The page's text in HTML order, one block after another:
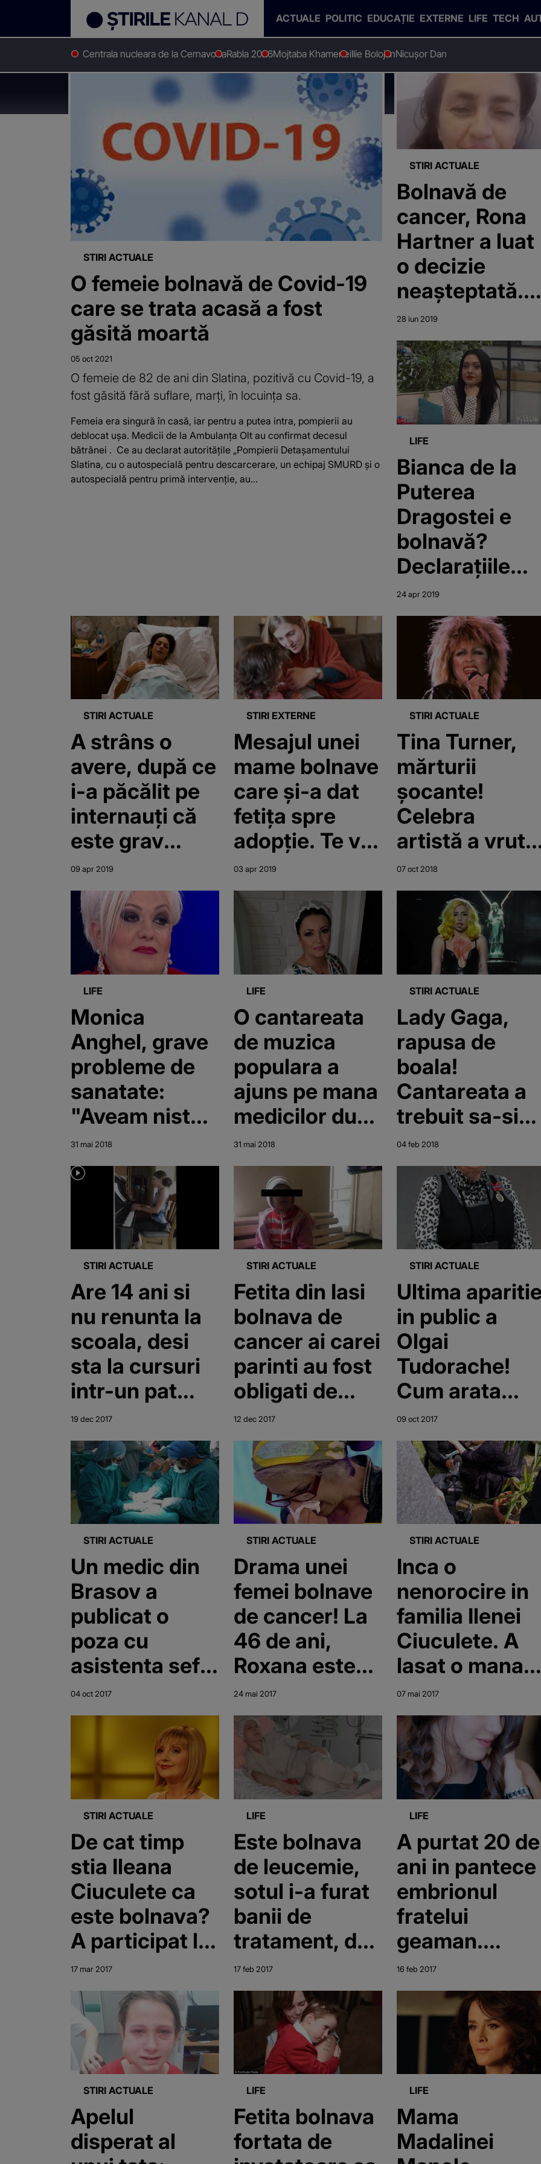
ACTUALE POLITIC EDUCAȚIE EXTERNE LIFE TECH
Centrala nucleara de la CernavodaRabla 2026Mojtaba KhameneiIlie BolojanNicușor Dan
Stirile Kanal D Bolnava
"Bolnava"
STIRI ACTUALE
O femeie bolnavă de Covid-19
care se trata acasă a fost
găsită moartă
05 oct 2021
O femeie de 82 de ani din Slatina, pozitivă cu Covid-19, a
fost găsită fără suflare, marți, în locuința sa.
Femeia era singură în casă, iar pentru a putea intra, pompierii au
deblocat ușa. Medicii de la Ambulanța Olt au confirmat decesul
bătrânei . Ce au declarat autoritățile „Pompierii Detașamentului
Slatina, cu o autospecială pentru descarcerare, un echipaj SMURD și o
autospecială pentru primă intervenție, au...
STIRI ACTUALE
Bolnavă de
cancer, Rona
Hartner a luat
o decizie
neașteptată.
Ce face
28 iun 2019
LIFE
Bianca de la
Puterea
Dragostei e
bolnavă?
Declarațiile
care i-au pus
pe jar pe fanii
24 apr 2019
STIRI ACTUALE
A strâns o
avere, după ce
i-a păcălit pe
internauți că
este grav
bolnavă
09 apr 2019
STIRI EXTERNE
Mesajul unei
mame bolnave
care și-a dat
fetița spre
adopție. Te va
emoționa
profund!
03 apr 2019
STIRI ACTUALE
Tina Turner,
mărturii
şocante!
Celebra
artistă a vrut
să apeleze la
sinuciderea
asistată
07 oct 2018
LIFE
Monica
Anghel, grave
probleme de
sanatate:
"Aveam niste
dureri
groaznice...".
Artista a
dezvaluit TOT!
31 mai 2018
LIFE
O cantareata
de muzica
populara a
ajuns pe mana
medicilor dupa
ce i s-a facut
rau!
31 mai 2018
STIRI ACTUALE
Lady Gaga,
rapusa de
boala!
Cantareata a
trebuit sa-si
anuleze
concertele in
Europa din
cauza
durerilor
groaznice!
04 feb 2018
STIRI ACTUALE
Are 14 ani si
nu renunta la
scoala, desi
sta la cursuri
intr-un pat
pliant!
Povestea
emotionanta a
Aurelianei,
pianista care
sufera de o
boala grava!
Cum o puteti
ajuta
19 dec 2017
STIRI ACTUALE
Fetita din Iasi
bolnava de
cancer ai carei
parinti au fost
obligati de
instanta sa o
duca la medic,
preluata de o
ambulanta si
dusa la spital
la Timisoara
12 dec 2017
STIRI ACTUALE
Ultima
in public a
Olgai
Tudorache!
Cum arata
actrita care
a mai iesit din
casa de
aproape 4 ani!
Acum a fost
dusa de
urgenta la
spital
09 oct 2017
STIRI ACTUALE
Un medic din
Brasov a
publicat o
poza cu
asistenta sefa
lucrand cu
perfuzia in
mana! De ce a
fost criticata
04 oct 2017
STIRI ACTUALE
Drama unei
femei bolnave
de cancer! La
46 de ani,
Roxana este
pe moarte, iar
iubitul a dat-o
afara din casa
cu fetita cu
tot: "Ii e rusine
cu mine"
24 mai 2017
STIRI ACTUALE
Inca o
nenorocire in
familia Ilenei
Ciuculete. A
lasat o mana
de oameni
distrusi.
artistei are
probleme
grave
07 mai 2017
STIRI ACTUALE
De cat timp
stia Ileana
Ciuculete ca
este bolnava?
A participat la
mai multe
slujbe speciale
destinate
celor grav
bolnavi!
"Statea in
genunchi
toata slujba"
17 mar 2017
LIFE
Este bolnava
de leucemie,
sotul i-a furat
banii de
tratament, dar
nu se da
batuta.
Ramona lupta
pentru copiii ei
17 feb 2017
LIFE
A purtat 20 de
ani in pantece
embrionul
fratelui
geaman.
Drama
Teodorei, o
studenta de
nota 10, care
are nevoie
urgenta de
ajutor
16 feb 2017
STIRI ACTUALE
Apelul
disperat al
LIFE
Fetita bolnava
fortata de
LIFE
Mama
Madalinei